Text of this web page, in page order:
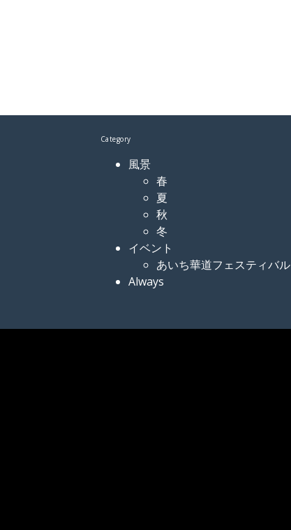
Category
風景
春
夏
秋
冬
イベント
あいち華道フェスティバル
Always